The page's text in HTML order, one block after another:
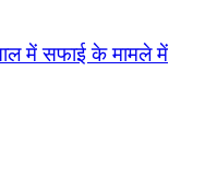
में सफाई के मामले में